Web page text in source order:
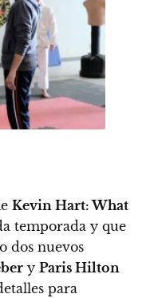
Kevin Hart: What
temporada y que
dos nuevos
y Paris Hilton
para